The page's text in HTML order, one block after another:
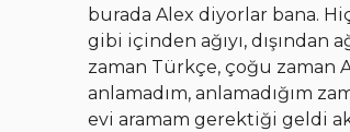
burada Alex diyorlar bana.
gibi içinden ağıyı, dışından
zaman Türkçe, çoğu zaman
anlamadım, anlamadığım
evi aramam gerektiği geldi